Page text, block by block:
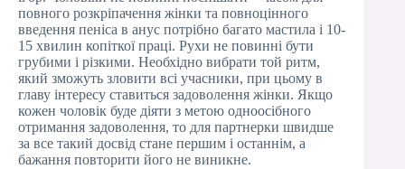
повного розкріпачення жінки та повноцінного
введення пеніса в анус потрібно багато мастила і 10-
15 хвилин копіткої праці. Рухи не повинні бути
грубими і різкими. Необхідно вибрати той ритм,
який зможуть зловити всі учасники, при цьому в
главу інтересу ставиться задоволення жінки. Якщо
кожен чоловік буде діяти з метою одноосібного
отримання задоволення, то для партнерки швидше
за все такий досвід стане першим і останнім, а
бажання повторити його не виникне.